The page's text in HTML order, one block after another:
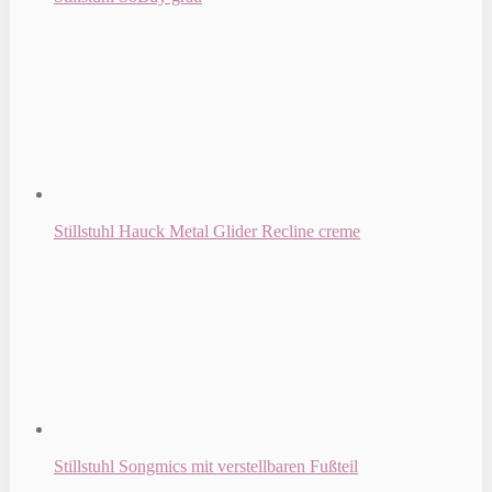
Stillstuhl Hauck Metal Glider Recline creme
Stillstuhl Songmics mit verstellbaren Fußteil